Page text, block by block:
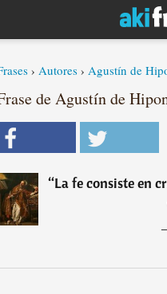
› Autores › Agustín de
de Agustín de
“La fe consiste en